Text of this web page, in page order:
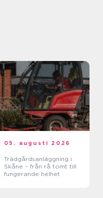
05. augusti 2026
Trädgårdsanläggning i
Skåne – från rå tomt till
fungerande helhet